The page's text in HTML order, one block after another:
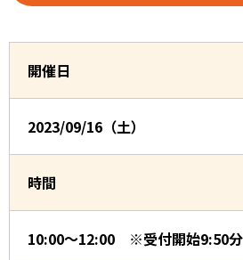
開催日
2023/09/16（土）
時間
10:00～12:00 ※受付開始9:50分